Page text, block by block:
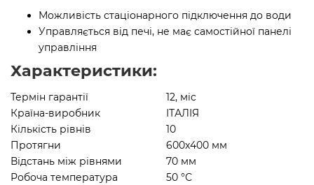
Можливість стаціонарного підключення до води
Управляється від печі, не має самостійної панелі
управління
Характеристики:
Термін гарантії
12, міс
Країна-виробник
ІТАЛІЯ
Кількість рівнів
10
Протягни
600x400 мм
Відстань між рівнями
70 мм
Робоча температура
50 °С